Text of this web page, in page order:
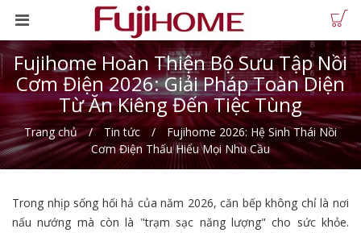
Fujihome Hoàn Thiện Bộ Sưu Tập Nồi
Cơm Điện 2026: Giải Pháp Toàn Diện
Từ Ăn Kiêng Đến Tiệc Tùng
Trang chủ Tin tức
Fujihome 2026: Hệ Sinh Thái Nồi
Cơm Điện Thấu Hiểu Mọi Nhu Cầu
Trong nhịp sống hối hả của năm 2026, căn bếp không chỉ là nơi
nấu nướng mà còn là "trạm sạc năng lượng" cho sức khỏe.